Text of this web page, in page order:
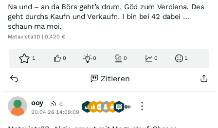
Na und – an da Börs geht’s drum, Göd zum Verdiena. Des
geht durchs Kaufn und Verkaufn. I bin bei 42 dabei …
schaun ma moi.
Metavista3D | 0,420 €
1 0 0 0 0 1
Zitieren
ooy
0
20.04.26 14:09:09